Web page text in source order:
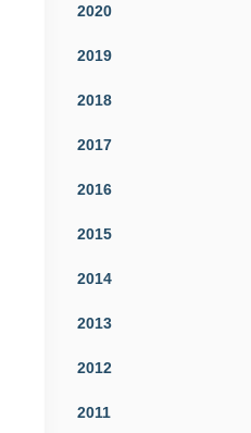
2020
2019
2018
2017
2016
2015
2014
2013
2012
2011